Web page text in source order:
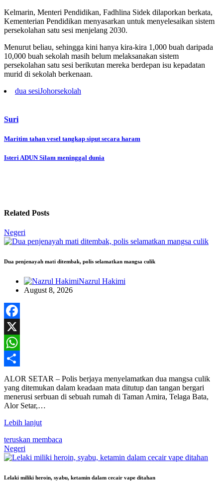
Kelmarin, Menteri Pendidikan, Fadhlina Sidek dilaporkan berkata,
Kementerian Pendidikan menyasarkan untuk menyelesaikan sistem
persekolahan satu sesi menjelang 2030.
Menurut beliau, sehingga kini hanya kira-kira 1,000 buah daripada
10,000 buah sekolah masih belum melaksanakan sistem
persekolahan satu sesi berikutan mereka berdepan isu kepadatan
murid di sekolah berkenaan.
dua sesiJohorsekolah
Suri
Post
navigation
Maritim tahan vesel tangkap siput secara haram
Isteri ADUN Silam meninggal dunia
Related Posts
Negeri
Dua penjenayah mati ditembak, polis selamatkan mangsa culik
Nazrul Hakimi
August 8, 2026
Facebook
X
WhatsApp
Share
ALOR SETAR – Polis berjaya menyelamatkan dua mangsa culik
yang ditemukan dalam keadaan mata ditutup dan tangan bergari
menerusi serbuan di sebuah rumah di Taman Amira, Telaga Bata,
Alor Setar,…
Lebih lanjut
teruskan membaca
Negeri
Lelaki miliki heroin, syabu, ketamin dalam cecair vape ditahan